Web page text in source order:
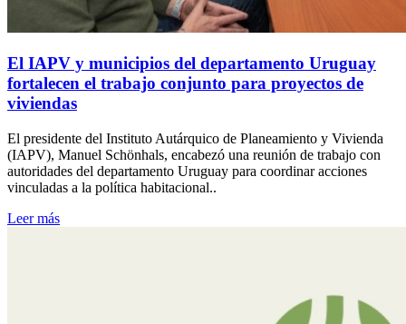
El IAPV y municipios del departamento Uruguay
fortalecen el trabajo conjunto para proyectos de
viviendas
El presidente del Instituto Autárquico de Planeamiento y Vivienda
(IAPV), Manuel Schönhals, encabezó una reunión de trabajo con
autoridades del departamento Uruguay para coordinar acciones
vinculadas a la política habitacional..
Leer más